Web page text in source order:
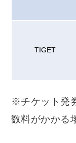
TIGET
※チケット発
数料がかかる